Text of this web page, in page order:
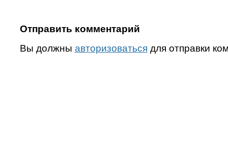
Отправить комментарий
Вы должны авторизоваться для отправки